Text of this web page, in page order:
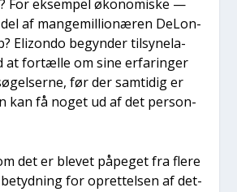
For eksem­pel øko­no­mi­ske —
af man­ge­mil­li­o­næ­ren DeLon­
Elizon­do begyn­der til­sy­ne­la­
at for­tæl­le om sine erfa­rin­ger
før der sam­ti­dig er
kan få noget ud af det per­son­
det er ble­vet påpe­get fra fle­re
for opret­tel­sen af det­